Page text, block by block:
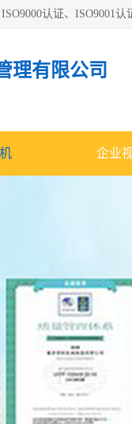
认证、ISO9001认
理有限公司
企业